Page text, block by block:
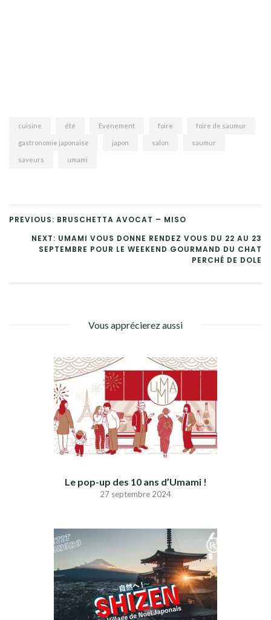
cuisine été Evenement foire foire de saumur
gastronomie japonaise japon salon saumur
saveurs umami
PREVIOUS: BRUSCHETTA AVOCAT – MISO
NEXT: UMAMI VOUS DONNE RENDEZ VOUS DU 22 AU 23
SEPTEMBRE POUR LE WEEKEND GOURMAND DU CHAT
PERCHÉ DE DOLE
Vous apprécierez aussi
Le pop-up des 10 ans d’Umami !
27 septembre 2024